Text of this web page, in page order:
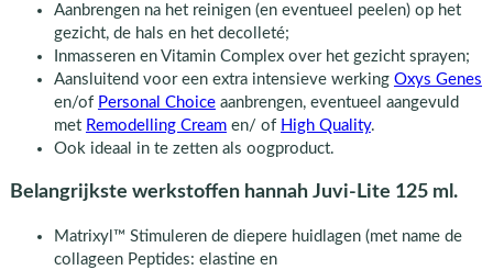
Aanbrengen na het reinigen (en eventueel peelen) op het
gezicht, de hals en het decolleté;
Inmasseren en Vitamin Complex over het gezicht sprayen;
Aansluitend voor een extra intensieve werking Oxys Genes
en/of Personal Choiceaanbrengen, eventueel aangevuld
met Remodelling Creamen/ of High Quality.
Ook ideaal in te zetten als oogproduct.
Belangrijkste werkstoffen hannah Juvi-Lite 125 ml.
Matrixyl™ Stimuleren de diepere huidlagen (met name de
collageen Peptides: elastine en